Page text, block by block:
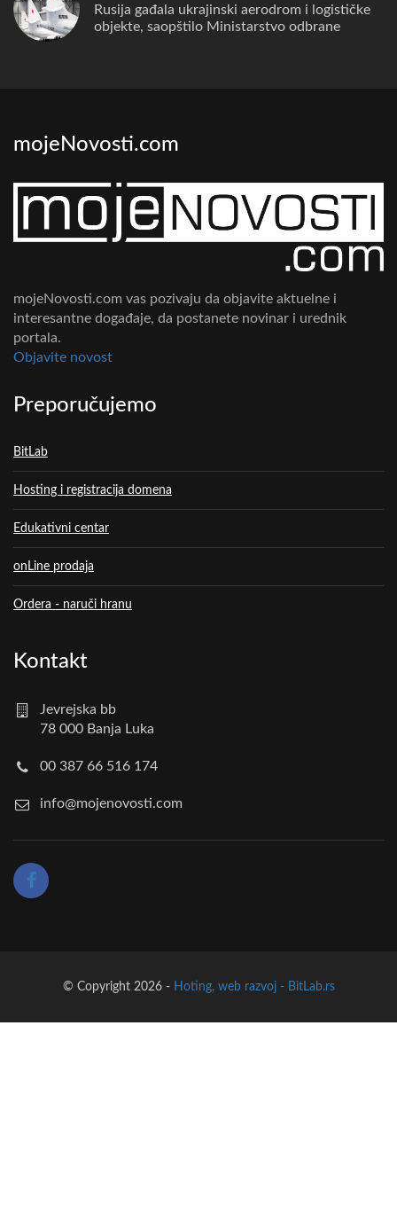
Rusija gađala ukrajinski aerodrom i logističke
objekte, saopštilo Ministarstvo odbrane
mojeNovosti.com
mojeNovosti.com vas pozivaju da objavite aktuelne i
interesantne događaje, da postanete novinar i urednik
portala.
Objavite novost
Preporučujemo
BitLab
Hosting i registracija domena
Edukativni centar
onLine prodaja
Ordera - naruči hranu
Kontakt
Jevrejska bb
78 000 Banja Luka
00 387 66 516 174
info@mojenovosti.com
© Copyright 2026 - Hoting, web razvoj - BitLab.rs